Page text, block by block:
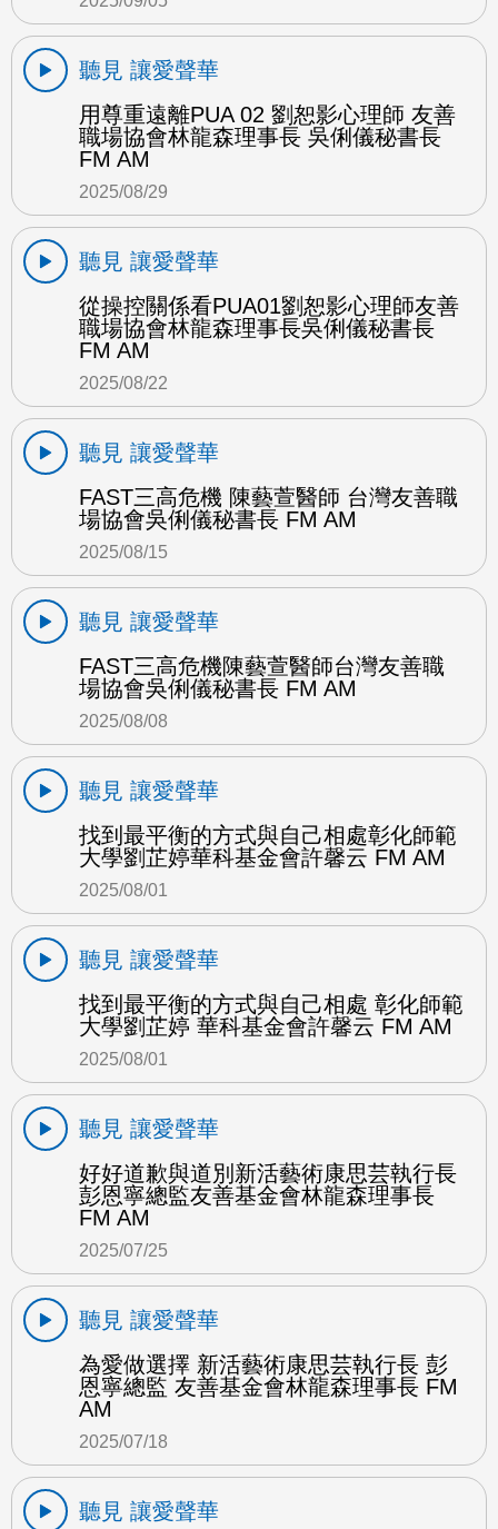
聽見 讓愛聲華
用尊重遠離PUA 02 劉恕影心理師 友善
職場協會林龍森理事長 吳俐儀秘書長
FM AM
2025/08/29
聽見 讓愛聲華
從操控關係看PUA01劉恕影心理師友善
職場協會林龍森理事長吳俐儀秘書長
FM AM
2025/08/22
聽見 讓愛聲華
FAST三高危機 陳藝萱醫師 台灣友善職
場協會吳俐儀秘書長 FM AM
2025/08/15
聽見 讓愛聲華
FAST三高危機陳藝萱醫師台灣友善職
場協會吳俐儀秘書長 FM AM
2025/08/08
聽見 讓愛聲華
找到最平衡的方式與自己相處彰化師範
大學劉芷婷華科基金會許馨云 FM AM
2025/08/01
聽見 讓愛聲華
找到最平衡的方式與自己相處 彰化師範
大學劉芷婷 華科基金會許馨云 FM AM
2025/08/01
聽見 讓愛聲華
好好道歉與道別新活藝術康思芸執行長
彭恩寧總監友善基金會林龍森理事長
FM AM
2025/07/25
聽見 讓愛聲華
為愛做選擇 新活藝術康思芸執行長 彭
恩寧總監 友善基金會林龍森理事長 FM
AM
2025/07/18
聽見 讓愛聲華